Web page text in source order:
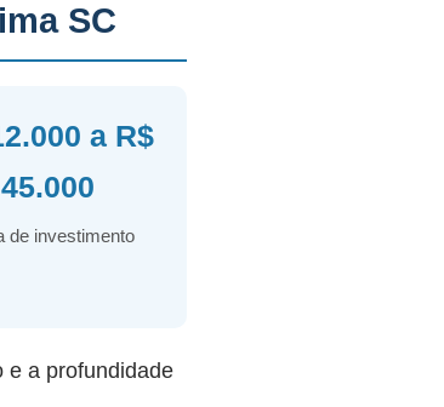
SC
a R$
45.000
de investimento
e a profundidade